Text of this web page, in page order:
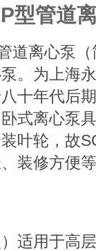
型管道
道离心泵
。为上海
十年代后
式离心泵
叶轮，故
装修方便
适用于高